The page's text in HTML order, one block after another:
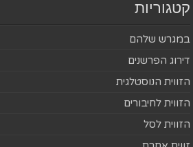
קטגוריות
במגרש שלהם
דירוג הפרשנים
הזווית הנוסטלגית
הזווית לחיבורים
הזווית לסל